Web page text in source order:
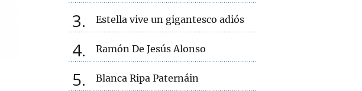
3 Estella vive un gigantesco adiós
4 Ramón De Jesús Alonso
5 Blanca Ripa Paternáin